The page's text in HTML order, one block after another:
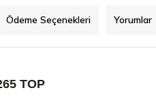
Ödeme Seçenekleri Yorumlar
TOP